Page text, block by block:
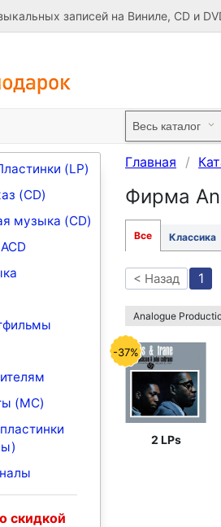
записей на Виниле, CD и
(LP)
(CD)
музыка (CD)
(MC)
скидкой
Главная
Фирма
Все Классика
< Назад 1
Analogue
-37%
2 LPs